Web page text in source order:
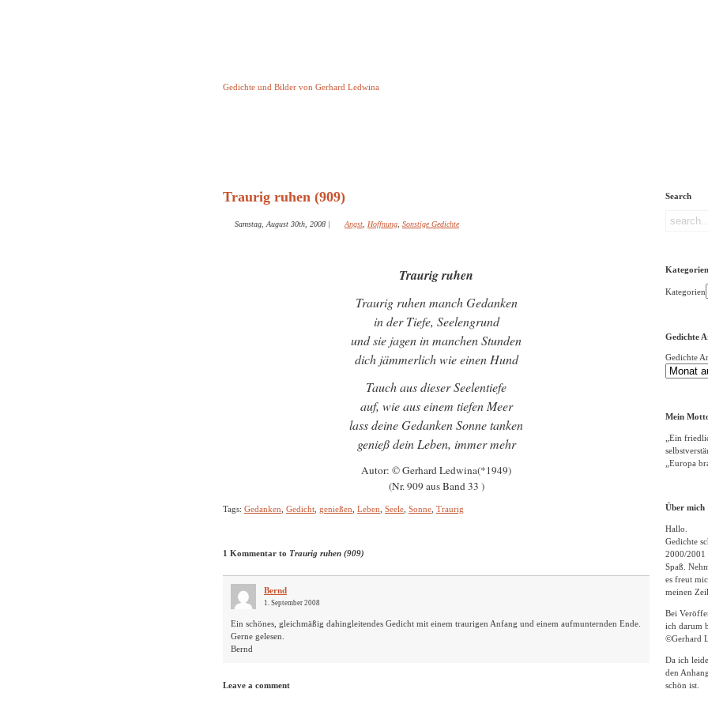
Gedichte und Bilder von Gerhard Ledwina
Traurig ruhen (909)
Samstag, August 30th, 2008 | Angst Hoffnung Sonstige Gedichte
Traurig ruhen
Traurig ruhen manch Gedanken
in der Tiefe, Seelengrund
und sie jagen in manchen Stunden
dich jämmerlich wie einen Hund
Tauch aus dieser Seelentiefe
auf, wie aus einem tiefen Meer
lass deine Gedanken Sonne tanken
genieß dein Leben, immer mehr
Autor: © Gerhard Ledwina(*1949)
(Nr. 909 aus Band 33 )
Tags: Gedanken Gedicht genießen Leben Seele Sonne Traurig
1 Kommentar to Traurig ruhen (909)
Bernd
1. September 2008
Ein schönes, gleichmäßig dahingleitendes Gedicht mit einem traurigen Anfang und einem aufmunternden Ende.
Gerne gelesen.
Bernd
Leave a comment
Search
Kategorien
Kategorien
Gedichte
Gedichte
Mein
„Ein
„Europa
Über mich
Hallo.
Gedichte
2000/2001
Spaß.
es freut
meinen
Bei
ich darum
©Gerhard
Da ich
den
schön ist.